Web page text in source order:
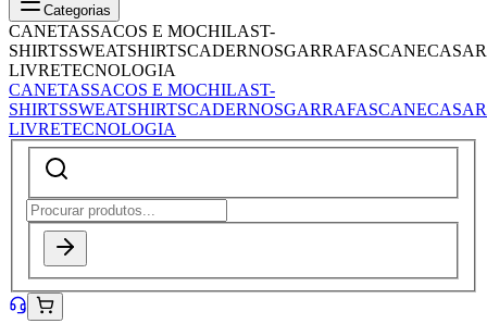
Categorias
CANETASSACOS E MOCHILAST-
SHIRTSSWEATSHIRTSCADERNOSGARRAFASCANECASAR
LIVRETECNOLOGIA
CANETASSACOS E MOCHILAST-
SHIRTSSWEATSHIRTSCADERNOSGARRAFASCANECASAR
LIVRETECNOLOGIA